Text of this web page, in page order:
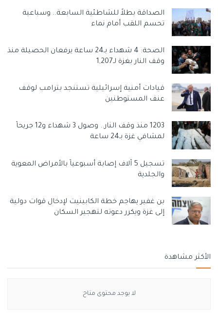
وسوم: الحصول على تصاريح عمل تصاريح العمال
رئيس الاتحاد العام لنقابات عمال رئيسي
الصداقة بطلاً للشاطئية السابعة.. وسباعية
تحسم اللقب أمام نماء
الصحة: 4 شهداء بـ24 ساعة يرفعان الحصيلة منذ
وقف النار بغزة لـ1,207
قيادات أمنية إسرائيلية تستنجد بترامب لوقف
عنف المستوطنين
1203 منذ وقف النار.. وصول 3 شهداء و12 جريحاً
لمشافي غزة بـ24 ساعة
تسجيل 5 آلاف إصابة أسبوعياً بالأمراض المعوية
والجلدية
بن غفير يهاجم خطة الكابينيت لإدخال قوات دولية
إلى غزة ويكرر دعوته لتهجير السكان
الأكثر مشاهدة
لا يوجد محتوى متاح